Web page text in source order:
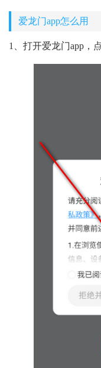
爱龙门app怎么用
1、打开爱龙门app，